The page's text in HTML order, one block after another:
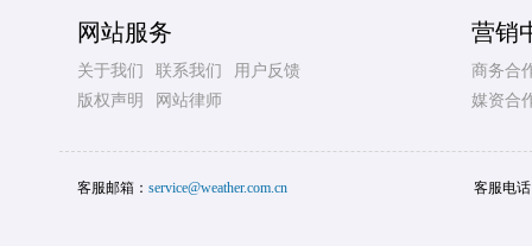
网站服务
关于我们 联系我们
用户反馈
版权声明
网站律师
营销
商务合
媒资合
客服邮箱： service@weather.com.cn 客服电